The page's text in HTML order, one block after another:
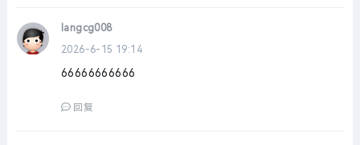
langcg008
2026-6-15 19:14
66666666666
回复